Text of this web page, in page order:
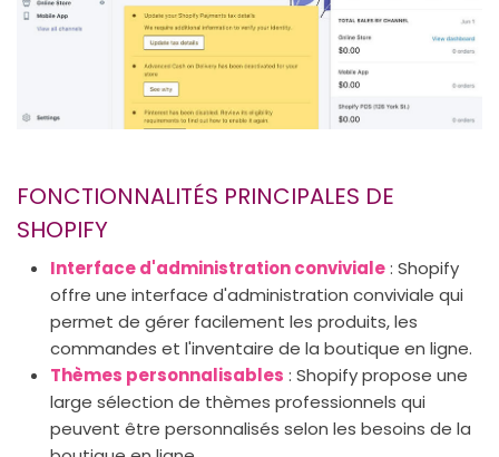
FONCTIONNALITÉS PRINCIPALES DE
SHOPIFY
Interface d'administration conviviale: Shopify
offre une interface d'administration conviviale qui
permet de gérer facilement les produits, les
commandes et l'inventaire de la boutique en ligne.
Thèmes personnalisables : Shopify propose une
large sélection de thèmes professionnels qui
peuvent être personnalisés selon les besoins de la